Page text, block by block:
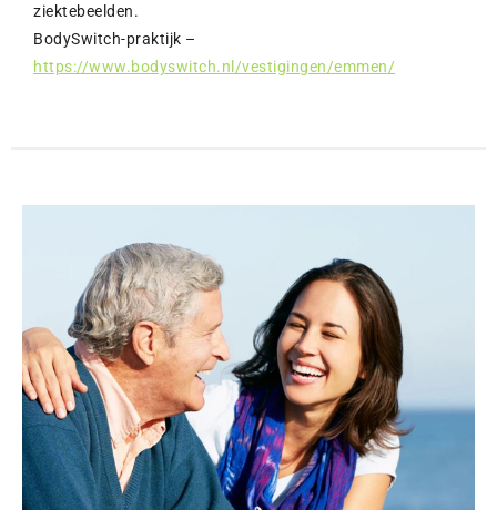
ziektebeelden.
BodySwitch-praktijk –
https://www.bodyswitch.nl/vestigingen/emmen/